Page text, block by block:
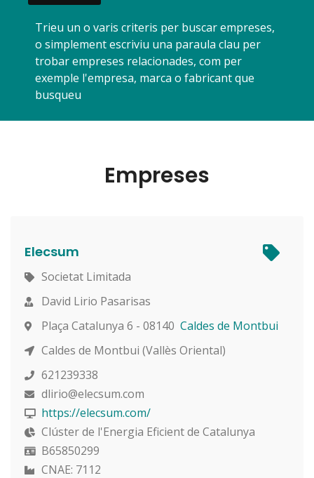
Trieu un o varis criteris per buscar empreses,
o simplement escriviu una paraula clau per
trobar empreses relacionades, com per
exemple l'empresa, marca o fabricant que
busqueu
Empreses
Elecsum
Societat Limitada
David Lirio Pasarisas
Plaça Catalunya 6 - 08140 Caldes de Montbui
Caldes de Montbui (Vallès Oriental)
621239338
dlirio@elecsum.com
https://elecsum.com/
Clúster de l'Energia Eficient de Catalunya
B65850299
CNAE: 7112